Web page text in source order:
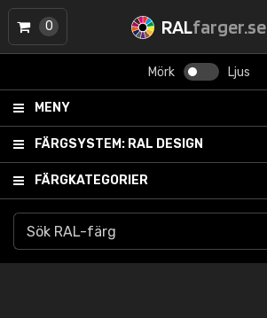
RALfarger.se
Mörk Ljus
MENY
FÄRGSYSTEM: RAL DESIGN
FÄRGKATEGORIER
0